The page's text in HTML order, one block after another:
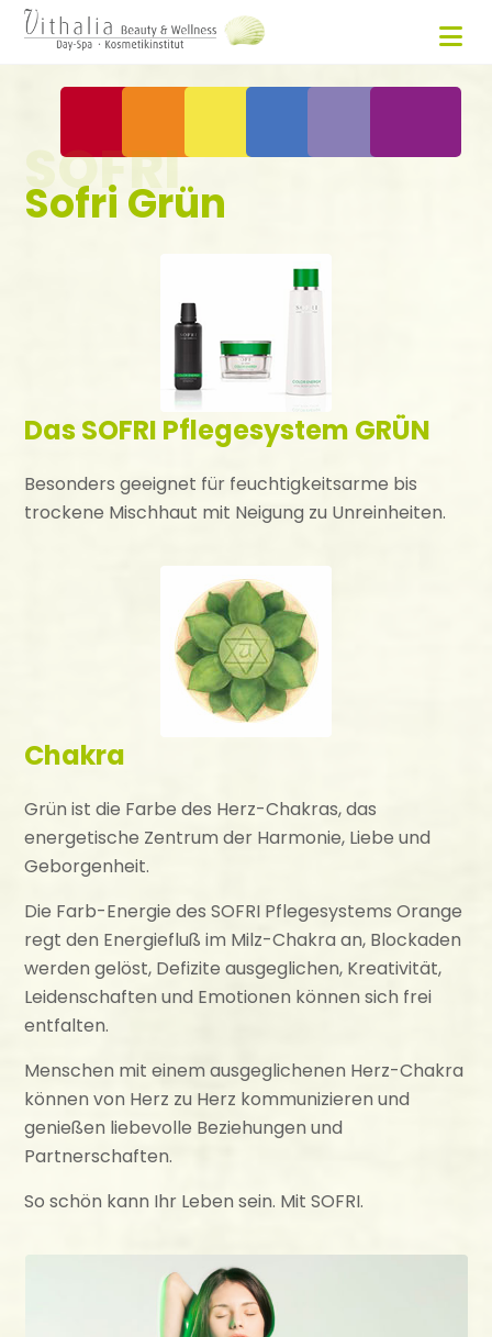
SOFRI
Sofri Grün
Das SOFRI Pflegesystem GRÜN
Besonders geeignet für feuchtigkeitsarme bis
trockene Mischhaut mit Neigung zu Unreinheiten.
Chakra
Grün ist die Farbe des Herz-Chakras, das
energetische Zentrum der Harmonie, Liebe und
Geborgenheit.
Die Farb-Energie des SOFRI Pflegesystems Orange
regt den Energiefluß im Milz-Chakra an, Blockaden
werden gelöst, Defizite ausgeglichen, Kreativität,
Leidenschaften und Emotionen können sich frei
entfalten.
Menschen mit einem ausgeglichenen Herz-Chakra
können von Herz zu Herz kommunizieren und
genießen liebevolle Beziehungen und
Partnerschaften.
So schön kann Ihr Leben sein. Mit SOFRI.